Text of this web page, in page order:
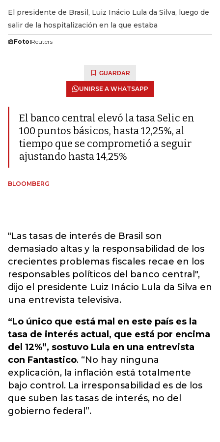
El presidente de Brasil, Luiz Inácio Lula da Silva, luego de
salir de la hospitalización en la que estaba
Foto:Reuters
GUARDAR
UNIRSE A WHATSAPP
El banco central elevó la tasa Selic en
100 puntos básicos, hasta 12,25%, al
tiempo que se comprometió a seguir
ajustando hasta 14,25%
BLOOMBERG
"Las tasas de interés de Brasil son
demasiado altas y la responsabilidad de los
crecientes problemas fiscales recae en los
responsables políticos del banco central",
dijo el presidente Luiz Inácio Lula da Silva en
una entrevista televisiva.
“Lo único que está mal en este país es la
tasa de interés actual, que está por encima
del 12%”, sostuvo Lula en una entrevista
con Fantastico. “No hay ninguna
explicación, la inflación está totalmente
bajo control. La irresponsabilidad es de los
que suben las tasas de interés, no del
gobierno federal”.